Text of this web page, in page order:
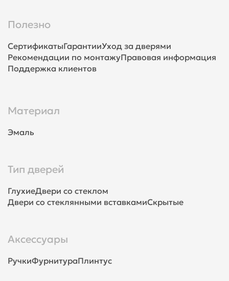
Полезно
СертификатыГарантииУход за дверями
Рекомендации по монтажуПравовая информация
Поддержка клиентов
Материал
Эмаль
Тип дверей
ГлухиеДвери со стеклом
Двери со стеклянными вставкамиСкрытые
Аксессуары
РучкиФурнитураПлинтус